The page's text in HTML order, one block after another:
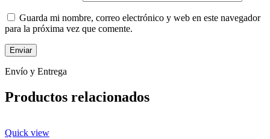
Guarda mi nombre, correo electrónico y web en este navegador
para la próxima vez que comente.
Envío y Entrega
Productos relacionados
Quick view